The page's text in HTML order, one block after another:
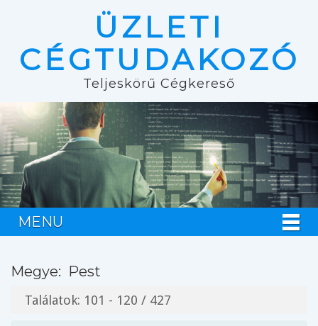
ÜZLETI
CÉGTUDAKOZÓ
Teljeskörű Cégkereső
MENU
Megye: Pest
Találatok: 101 - 120 / 427